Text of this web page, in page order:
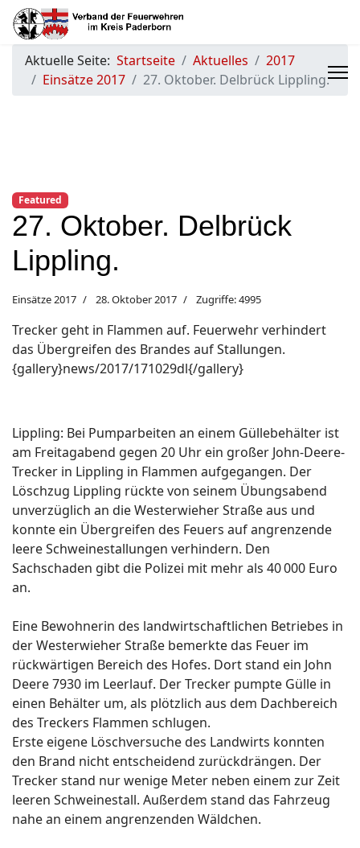
Aktuelle Seite: Startseite Aktuelles
2017
Einsätze 2017
27. Oktober. Delbrück Lippling.
Featured
27. Oktober. Delbrück
Lippling.
Einsätze 2017 28. Oktober 2017 Zugriffe: 4995
Trecker geht in Flammen auf. Feuerwehr verhindert
das Übergreifen des Brandes auf Stallungen.
{gallery}news/2017/171029dl{/gallery}
Lippling: Bei Pumparbeiten an einem Güllebehälter ist
am Freitagabend gegen 20 Uhr ein großer John-Deere-
Trecker in Lipp­ling in Flammen aufgegangen. Der
Löschzug Lippling rückte von seinem Übungsabend
unverzüglich an die Westerwieher Straße aus und
konnte ein Übergreifen des Feuers auf angrenzende
leere Schweinestallungen verhindern. Den
Sachschaden gibt die Polizei mit mehr als 40 000 Euro
an.
Eine Bewohnerin des landwirtschaftlichen Betriebes in
der Westerwieher Straße bemerkte das Feuer im
rückwärtigen Bereich des Hofes. Dort stand ein John
Deere 7930 im Leerlauf. Der Trecker pumpte Gülle in
einen Behälter um, als plötzlich aus dem Dachbereich
des Treckers Flammen schlugen.
Erste eigene Löschversuche des Landwirts konnten
den Brand nicht entscheidend zurückdrängen. Der
Trecker stand nur wenige Meter neben einem zur Zeit
leeren Schweinestall. Außerdem stand das Fahrzeug
nahe an einem angrenzenden Wäldchen.